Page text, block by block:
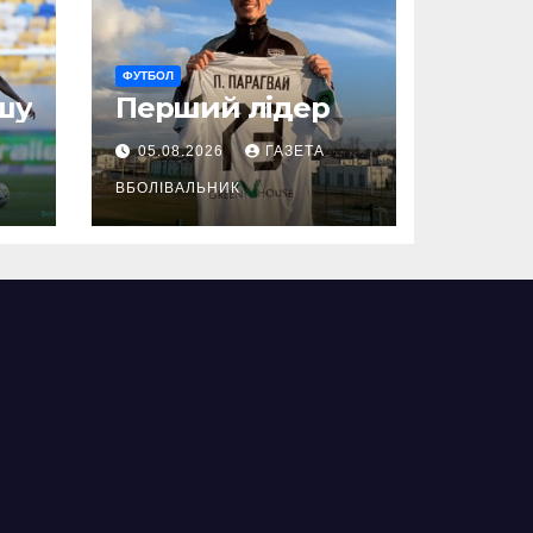
ФУТБОЛ
Перший лідер
05.08.2026 ГАЗЕТА
ВБОЛІВАЛЬНИК